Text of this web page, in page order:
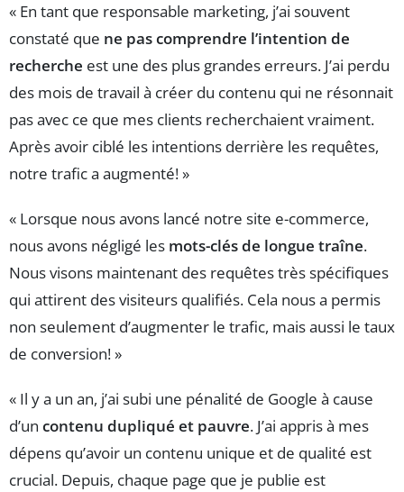
« En tant que responsable marketing, j’ai souvent
constaté que ne pas comprendre l’intention de
recherche est une des plus grandes erreurs. J’ai perdu
des mois de travail à créer du contenu qui ne résonnait
pas avec ce que mes clients recherchaient vraiment.
Après avoir ciblé les intentions derrière les requêtes,
notre trafic a augmenté! »
« Lorsque nous avons lancé notre site e-commerce,
nous avons négligé les mots-clés de longue traîne.
Nous visons maintenant des requêtes très spécifiques
qui attirent des visiteurs qualifiés. Cela nous a permis
non seulement d’augmenter le trafic, mais aussi le taux
de conversion! »
« Il y a un an, j’ai subi une pénalité de Google à cause
d’un contenu dupliqué et pauvre. J’ai appris à mes
dépens qu’avoir un contenu unique et de qualité est
crucial. Depuis, chaque page que je publie est